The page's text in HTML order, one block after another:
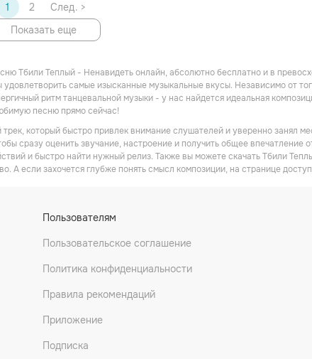
1 2
След. >
Показать еще
Тбили Теплый - Ненавидеть онлайн, абсолютно бесплатно и в
самые изысканные музыкальные вкусы. Независимо от
ритм танцевальной музыки - у нас найдется идеальная
песню прямо сейчас!
который быстро привлек внимание слушателей и уверенно занял
сразу оценить звучание, настроение и получить общее впечатление
и быстро найти нужный релиз. Также вы можете скачать Тбили
А если захочется глубже понять смысл композиции, на странице
Пользователям
Пользовательское соглашение
Политика конфиденциальности
Правила рекомендаций
Приложение
Подписка